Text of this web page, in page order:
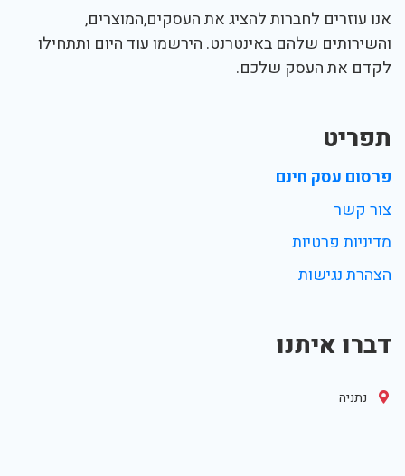
אנו עוזרים לחברות להציג את העסקים,המוצרים,
והשירותים שלהם באינטרנט. הירשמו עוד היום ותתחילו
לקדם את העסק שלכם.
תפריט
פרסום עסק חינם
צור קשר
מדיניות פרטיות
הצהרת נגישות
דברו איתנו
נתניה